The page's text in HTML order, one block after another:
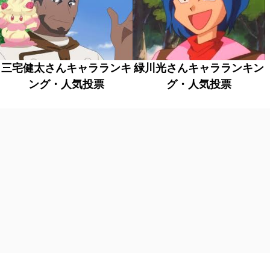
三宅健太さんキャラランキ
ング・人気投票
緑川光さんキャラランキン
グ・人気投票